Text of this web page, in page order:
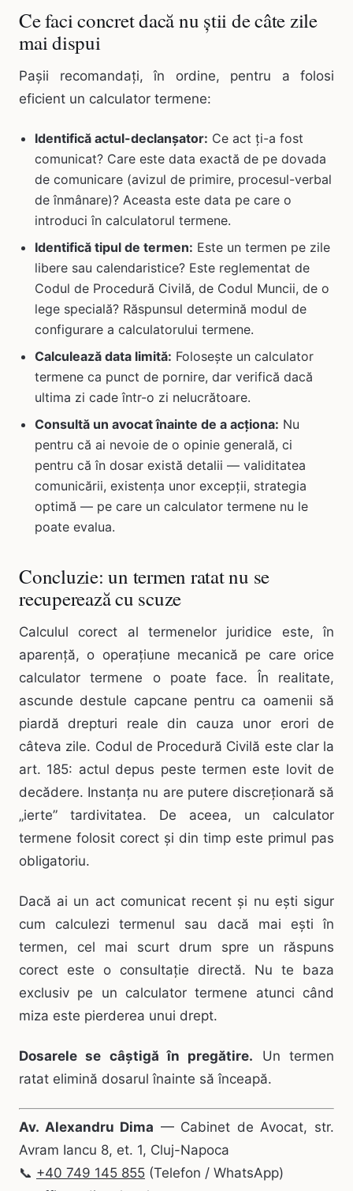
Ce faci concret dacă nu știi de câte zile
mai dispui
Pașii recomandați, în ordine, pentru a folosi
eficient un calculator termene:
Identifică actul-declanșator: Ce act ți-a fost
comunicat? Care este data exactă de pe dovada
de comunicare (avizul de primire, procesul-verbal
de înmânare)? Aceasta este data pe care o
introduci în calculatorul termene.
Identifică tipul de termen: Este un termen pe zile
libere sau calendaristice? Este reglementat de
Codul de Procedură Civilă, de Codul Muncii, de o
lege specială? Răspunsul determină modul de
configurare a calculatorului termene.
Calculează data limită: Folosește un calculator
termene ca punct de pornire, dar verifică dacă
ultima zi cade într-o zi nelucrătoare.
Consultă un avocat înainte de a acționa: Nu
pentru că ai nevoie de o opinie generală, ci
pentru că în dosar există detalii — validitatea
comunicării, existența unor excepții, strategia
optimă — pe care un calculator termene nu le
poate evalua.
Concluzie: un termen ratat nu se
recuperează cu scuze
Calculul corect al termenelor juridice este, în
aparență, o operațiune mecanică pe care orice
calculator termene o poate face. În realitate,
ascunde destule capcane pentru ca oamenii să
piardă drepturi reale din cauza unor erori de
câteva zile. Codul de Procedură Civilă este clar la
art. 185: actul depus peste termen este lovit de
decădere. Instanța nu are putere discreționară să
„ierte” tardivitatea. De aceea, un calculator
termene folosit corect și din timp este primul pas
obligatoriu.
Dacă ai un act comunicat recent și nu ești sigur
cum calculezi termenul sau dacă mai ești în
termen, cel mai scurt drum spre un răspuns
corect este o consultație directă. Nu te baza
exclusiv pe un calculator termene atunci când
miza este pierderea unui drept.
Dosarele se câștigă în pregătire. Un termen
ratat elimină dosarul înainte să înceapă.
Av. Alexandru Dima — Cabinet de Avocat, str.
Avram Iancu 8, et. 1, Cluj-Napoca
📞 +40 749 145 855 (Telefon / WhatsApp)